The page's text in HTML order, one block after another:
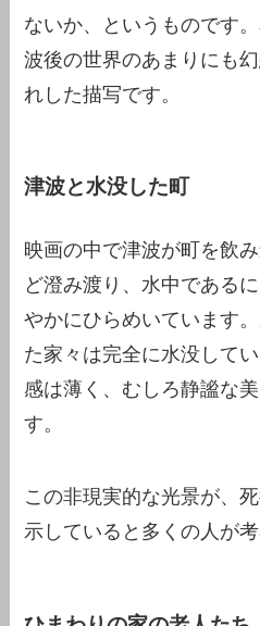
ないか、というものです
波後の世界のあまりにも
れした描写です。
津波と水没した町
映画の中で津波が町を飲
ど澄み渡り、水中である
やかにひらめいています
た家々は完全に水没して
感は薄く、むしろ静謐な
す。
この非現実的な光景が、
示していると多くの人が考